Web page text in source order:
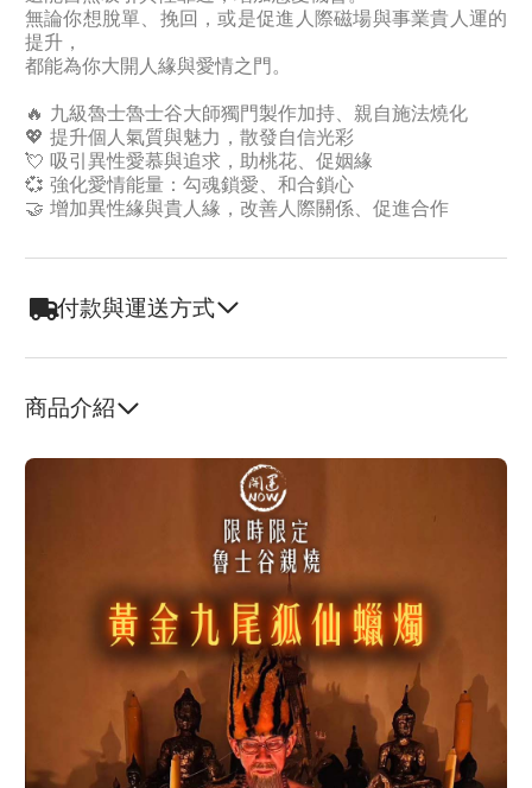
無論你想脫單、挽回，或是促進人際磁場與事業貴人運的
提升，
都能為你大開人緣與愛情之門。
🔥 九級魯士魯士谷大師獨門製作加持、親自施法燒化
💖 提升個人氣質與魅力，散發自信光彩
💘 吸引異性愛慕與追求，助桃花、促姻緣
💞 強化愛情能量：勾魂鎖愛、和合鎖心
🤝 增加異性緣與貴人緣，改善人際關係、促進合作
付款與運送方式
商品介紹